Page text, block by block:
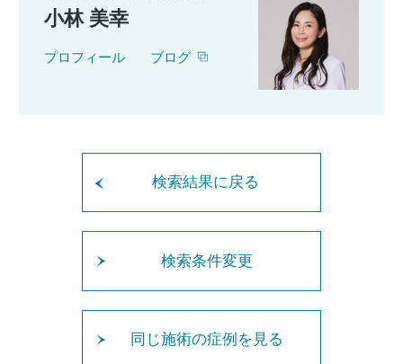
小林 美幸
プロフィール ブログ
検索結果に戻る
検索条件変更
同じ施術の症例を見る